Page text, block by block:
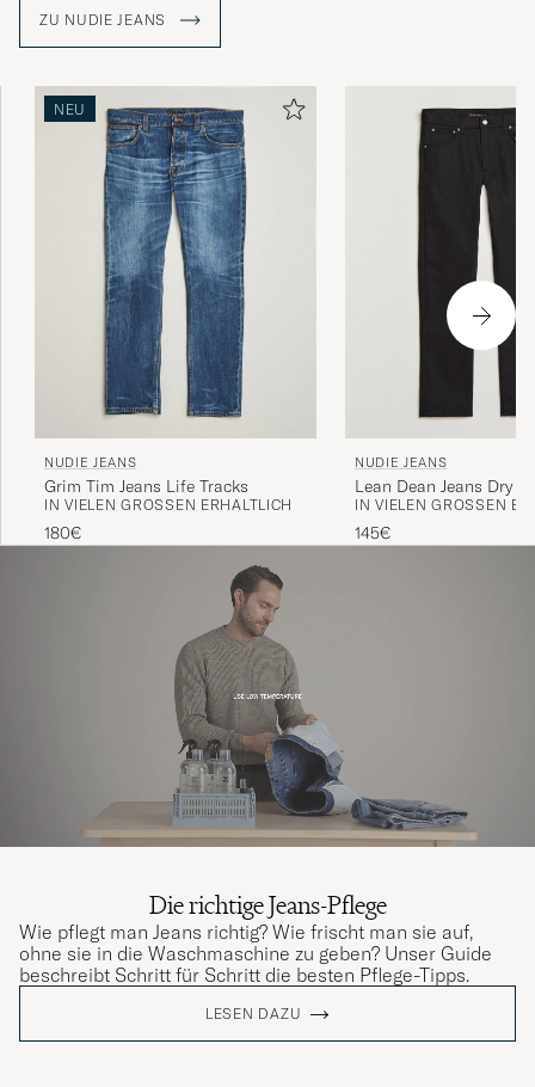
Label ist geprägt von hohem Umweltbewusstsein und
einer ethischen Einstellung, die bereits einen großen
war die Marke einer der ersten Hersteller, der biologische
Baumwolle für die Produktion verwendete.
ZU NUDIE JEANS
NEU
NUDIE JEANS
Grim Tim Jeans Life Tracks
IN VIELEN GRÖSSEN ERHÄLTLICH
180€
NUDIE JEANS
Lean Dean Jeans Dry
IN VIELEN GRÖSSEN
145€
Die richtige Jeans-Pflege
Wie pflegt man Jeans richtig? Wie frischt man sie auf,
ohne sie in die Waschmaschine zu geben? Unser Guide
beschreibt Schritt für Schritt die besten Pflege-Tipps.
LESEN DAZU